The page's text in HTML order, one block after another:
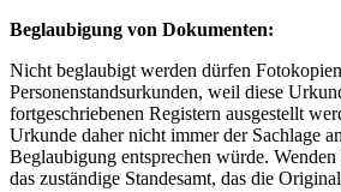
Beglaubigung von Dokumenten:
Nicht beglaubigt werden dürfen
Personenstandsurkunden, weil diese
fortgeschriebenen Registern ausgestellt
Urkunde daher nicht immer der Sachlage
Beglaubigung entsprechen würde. Wenden
das zuständige Standesamt, das die